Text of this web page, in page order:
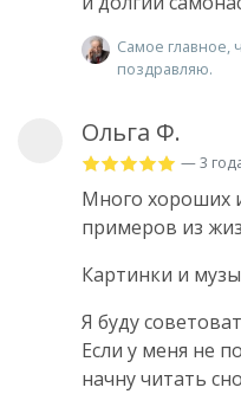
Самое главное,
поздравляю.
Ольга Ф.
— 3
Много хороших
примеров из
Картинки и
Я буду
Если у меня не
начну читать